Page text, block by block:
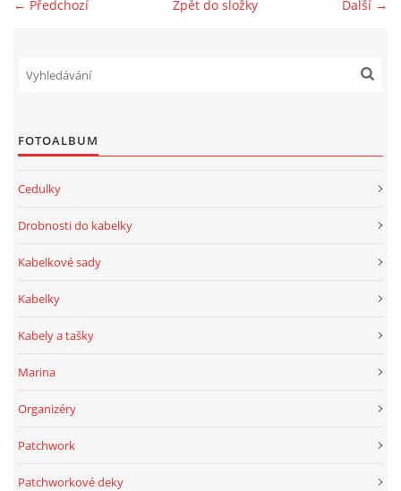
← Předchozí Další →
Zpět do složky
FOTOALBUM
Cedulky
Drobnosti do kabelky
Kabelkové sady
Kabelky
Kabely a tašky
Marina
Organizéry
Patchwork
Patchworkové deky